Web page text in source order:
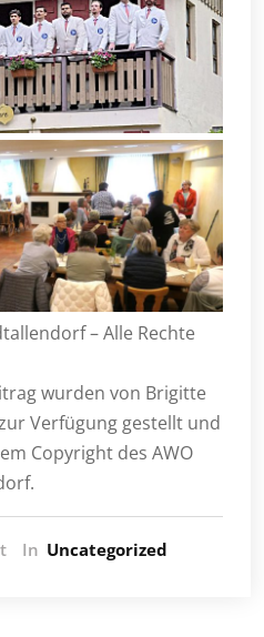
– Alle Rechte
wurden von Brigitte
Verfügung gestellt und
Copyright des AWO
fürIn Uncategorized